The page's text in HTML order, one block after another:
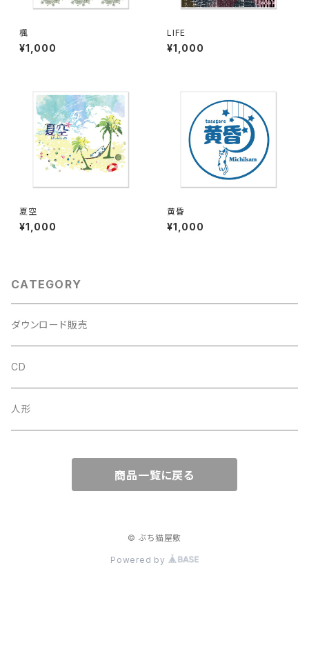
楓
¥1,000
LIFE
¥1,000
夏空
¥1,000
黄昏
¥1,000
CATEGORY
ダウンロード販売
CD
人形
商品一覧に戻る
© ぶち猫屋敷
Powered by